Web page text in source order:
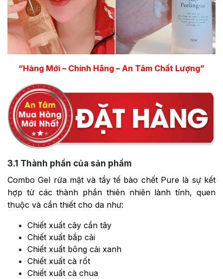
“Hàng Mới – Chính Hãng – An Tâm Chất Lượng”
3.1 Thành phần của sản phẩm
Combo Gel rửa mặt và tẩy tế bào chết Pure là sự kết
hợp từ các thành phần thiên nhiên lành tính, quen
thuộc và cần thiết cho da như:
Chiết xuất cây cần tây
Chiết xuất bắp cải
Chiết xuất bông cải xanh
Chiết xuất cà rốt
Chiết xuất cà chua